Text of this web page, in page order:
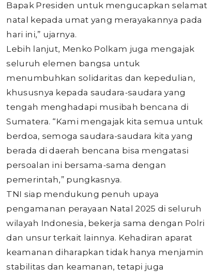
Bapak Presiden untuk mengucapkan selamat
natal kepada umat yang merayakannya pada
hari ini,” ujarnya.
Lebih lanjut, Menko Polkam juga mengajak
seluruh elemen bangsa untuk
menumbuhkan solidaritas dan kepedulian,
khususnya kepada saudara-saudara yang
tengah menghadapi musibah bencana di
Sumatera. “Kami mengajak kita semua untuk
berdoa, semoga saudara-saudara kita yang
berada di daerah bencana bisa mengatasi
persoalan ini bersama-sama dengan
pemerintah,” pungkasnya.
TNI siap mendukung penuh upaya
pengamanan perayaan Natal 2025 di seluruh
wilayah Indonesia, bekerja sama dengan Polri
dan unsur terkait lainnya. Kehadiran aparat
keamanan diharapkan tidak hanya menjamin
stabilitas dan keamanan, tetapi juga